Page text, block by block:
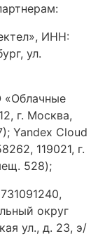
ИНН:
ул.
«Облачные
г. Москва,
Yandex Cloud
119021, г.
528);
округ
ул., д. 23, э/